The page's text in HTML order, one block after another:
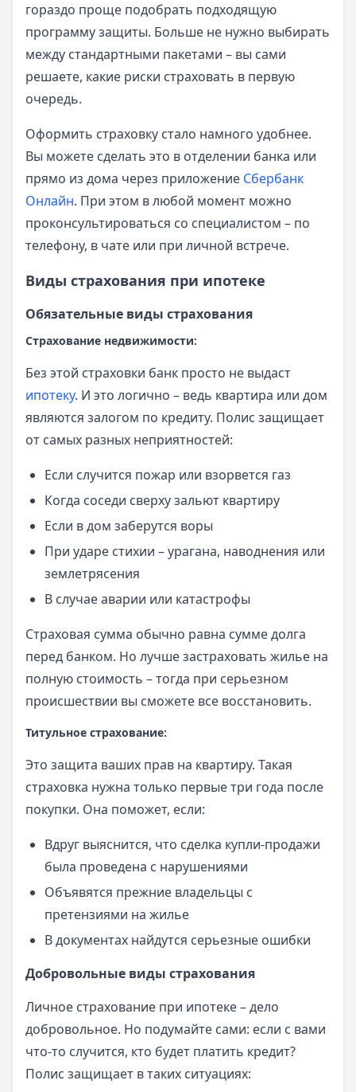
гораздо проще подобрать подходящую
программу защиты. Больше не нужно выбирать
между стандартными пакетами – вы сами
решаете, какие риски страховать в первую
очередь.
Оформить страховку стало намного удобнее.
Вы можете сделать это в отделении банка или
прямо из дома через приложение Сбербанк
Онлайн. При этом в любой момент можно
проконсультироваться со специалистом – по
телефону, в чате или при личной встрече.
Виды страхования при ипотеке
Обязательные виды страхования
Страхование недвижимости:
Без этой страховки банк просто не выдаст
ипотеку. И это логично – ведь квартира или дом
являются залогом по кредиту. Полис защищает
от самых разных неприятностей:
Если случится пожар или взорвется газ
Когда соседи сверху зальют квартиру
Если в дом заберутся воры
При ударе стихии – урагана, наводнения или
землетрясения
В случае аварии или катастрофы
Страховая сумма обычно равна сумме долга
перед банком. Но лучше застраховать жилье на
полную стоимость – тогда при серьезном
происшествии вы сможете все восстановить.
Титульное страхование:
Это защита ваших прав на квартиру. Такая
страховка нужна только первые три года после
покупки. Она поможет, если:
Вдруг выяснится, что сделка купли-продажи
была проведена с нарушениями
Объявятся прежние владельцы с
претензиями на жилье
В документах найдутся серьезные ошибки
Добровольные виды страхования
Личное страхование при ипотеке – дело
добровольное. Но подумайте сами: если с вами
что-то случится, кто будет платить кредит?
Полис защищает в таких ситуациях: